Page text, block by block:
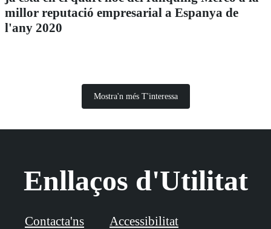
millor reputació empresarial a Espanya de
l'any 2020
Mostra'n més T'interessa
Enllaços d'Utilitat
Contacta'ns Accessibilitat